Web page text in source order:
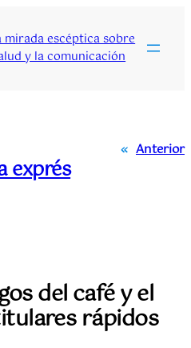
mirada escéptica sobre
y la comunicación
« Anterior
exprés
del café y el
rápidos